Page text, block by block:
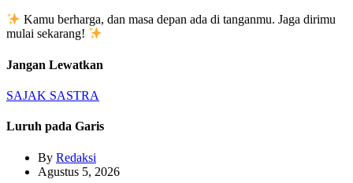
Kamu berharga, dan masa depan ada di tanganmu. Jaga dirimu
mulai sekarang!
Jangan Lewatkan
SAJAK SASTRA
Luruh pada Garis
By Redaksi
Agustus 5, 2026